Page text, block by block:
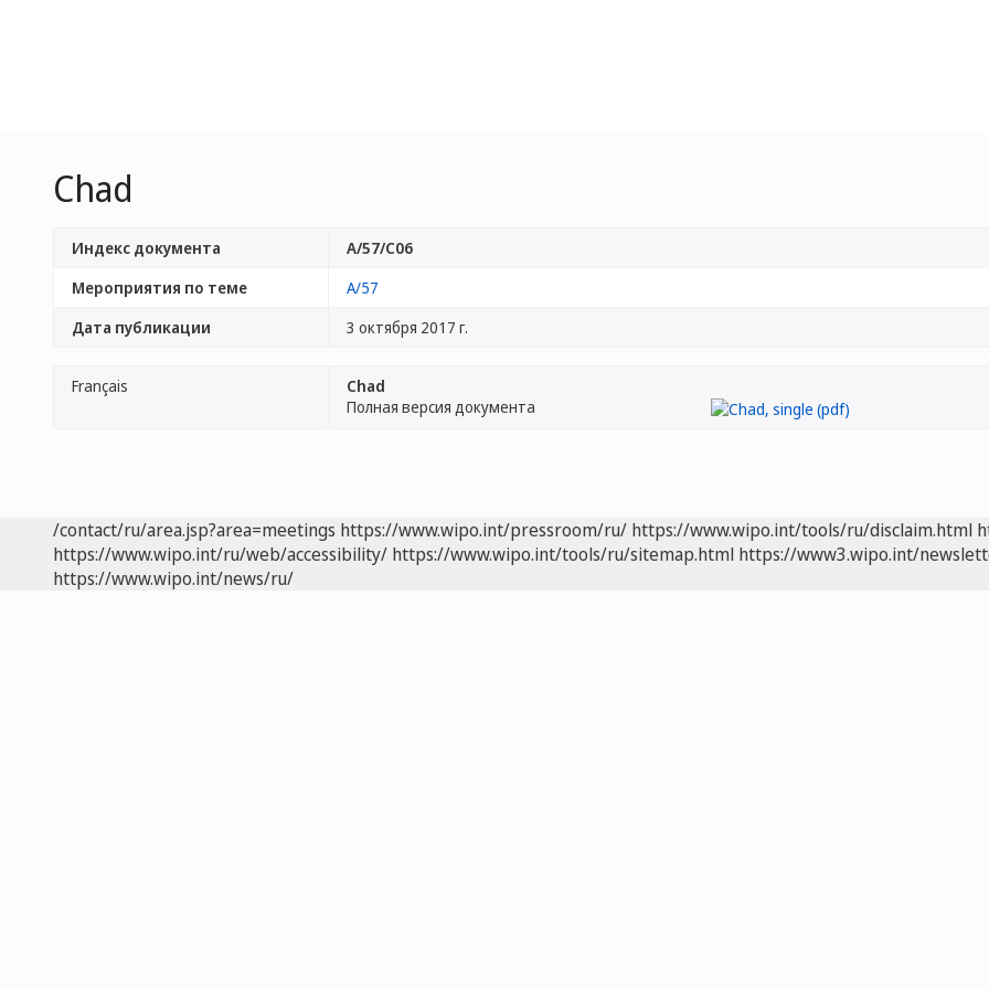
Chad
Индекс документа
A/57/C06
Мероприятия по теме
A/57
Дата публикации
3 октября 2017 г.
Français
Chad
Полная версия документа
/contact/ru/area.jsp?area=meetings https://www.wipo.int/pressroom/ru/ https://www.wipo.int/tools/ru/disclaim.html
https://www.wipo.int/ru/web/accessibility/ https://www.wipo.int/tools/ru/sitemap.html https://www3.wipo.int/
https://www.wipo.int/news/ru/